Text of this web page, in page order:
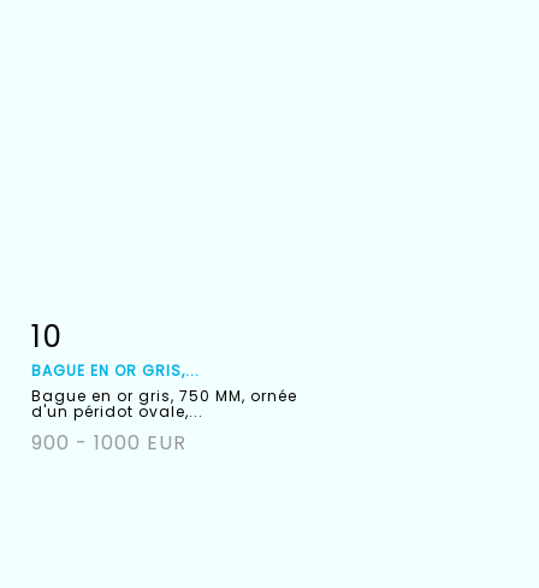
Fiche détaillée
10
BAGUE EN OR GRIS,...
Bague en or gris, 750 MM, ornée
d'un péridot ovale,...
900 - 1000 EUR